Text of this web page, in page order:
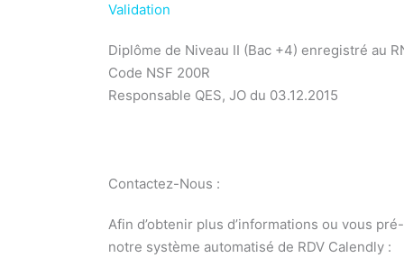
Validation
Diplôme de Niveau II (Bac +4) enregistré au
Code NSF 200R
Responsable QES, JO du 03.12.2015
Contactez-Nous :
Afin d’obtenir plus d’informations ou vous
notre système automatisé de RDV Calendly :